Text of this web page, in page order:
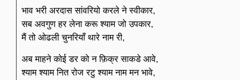
भाव भरी अरदास सांवरियो करले ने स्वीकार,
सब अवगुण हर लेना करू श्याम जो उपकार,
मैं तो ओढली चुनरियाँ थारे नाम री,
अब माहने कोई डर को न फ़िक्र साकडे आवे,
श्याम श्याम नित रोज रटु श्याम नाम मन भावे,